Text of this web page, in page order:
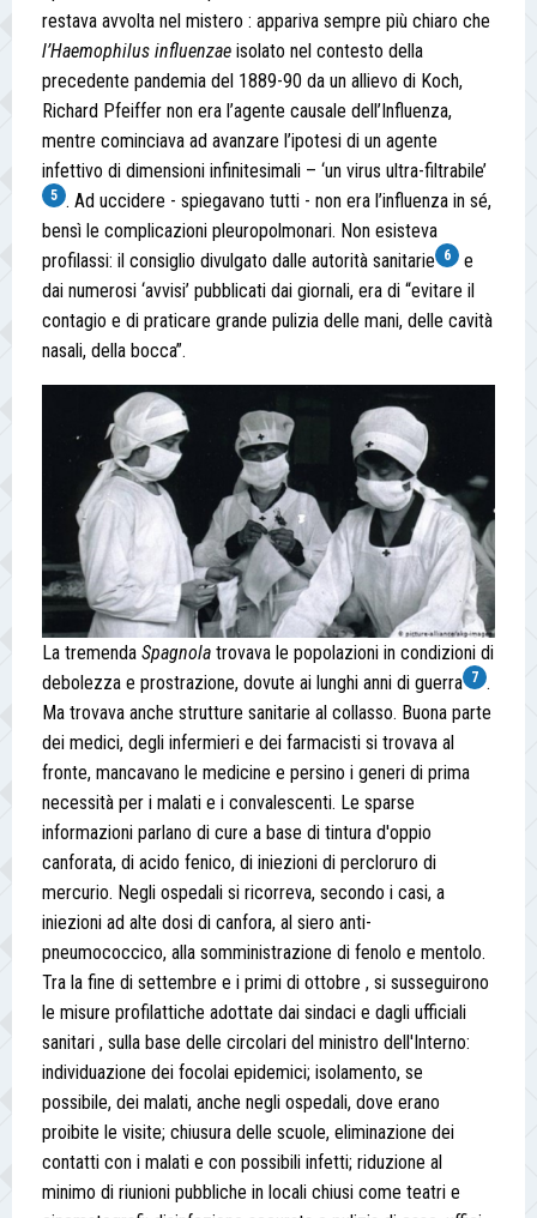
restava avvolta nel mistero : appariva sempre più chiaro che
l’Haemophilus influenzae isolato nel contesto della
precedente pandemia del 1889-90 da un allievo di Koch,
Richard Pfeiffer non era l’agente causale dell’Influenza,
mentre cominciava ad avanzare l’ipotesi di un agente
infettivo di dimensioni infinitesimali – ‘un virus ultra-filtrabile’
5 . Ad uccidere - spiegavano tutti - non era l’influenza in sé,
bensì le complicazioni pleuropolmonari. Non esisteva
profilassi: il consiglio divulgato dalle autorità sanitarie
6
e
dai numerosi ‘avvisi’ pubblicati dai giornali, era di “evitare il
contagio e di praticare grande pulizia delle mani, delle cavità
nasali, della bocca”.
La tremenda Spagnola trovava le popolazioni in condizioni di
debolezza e prostrazione, dovute ai lunghi anni di guerra 7 .
Ma trovava anche strutture sanitarie al collasso. Buona parte
dei medici, degli infermieri e dei farmacisti si trovava al
fronte, mancavano le medicine e persino i generi di prima
necessità per i malati e i convalescenti. Le sparse
informazioni parlano di cure a base di tintura d'oppio
canforata, di acido fenico, di iniezioni di percloruro di
mercurio. Negli ospedali si ricorreva, secondo i casi, a
iniezioni ad alte dosi di canfora, al siero anti-
pneumococcico, alla somministrazione di fenolo e mentolo.
Tra la fine di settembre e i primi di ottobre , si susseguirono
le misure profilattiche adottate dai sindaci e dagli ufficiali
sanitari , sulla base delle circolari del ministro dell'Interno:
individuazione dei focolai epidemici; isolamento, se
possibile, dei malati, anche negli ospedali, dove erano
proibite le visite; chiusura delle scuole, eliminazione dei
contatti con i malati e con possibili infetti; riduzione al
minimo di riunioni pubbliche in locali chiusi come teatri e